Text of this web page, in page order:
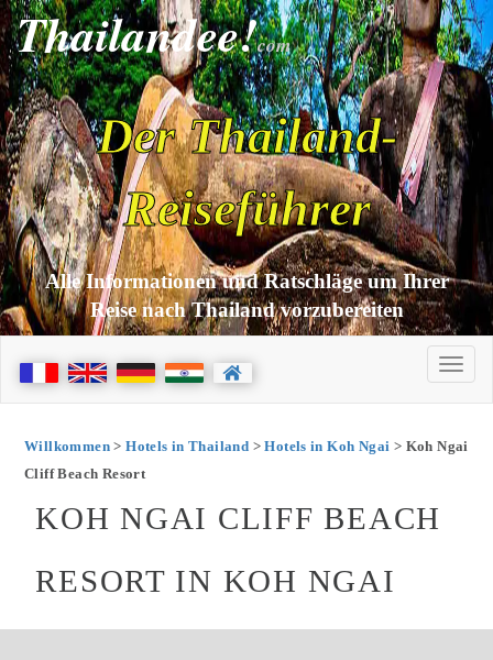
Thailandee!com
Der Thailand-
Reiseführer
Alle Informationen und Ratschläge um Ihrer
Reise nach Thailand vorzubereiten
Willkommen>Hotels in Thailand >Hotels in Koh Ngai > Koh Ngai
Cliff Beach Resort
KOH NGAI CLIFF BEACH
RESORT IN KOH NGAI